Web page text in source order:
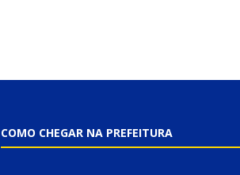
COMO CHEGAR NA PREFEITURA